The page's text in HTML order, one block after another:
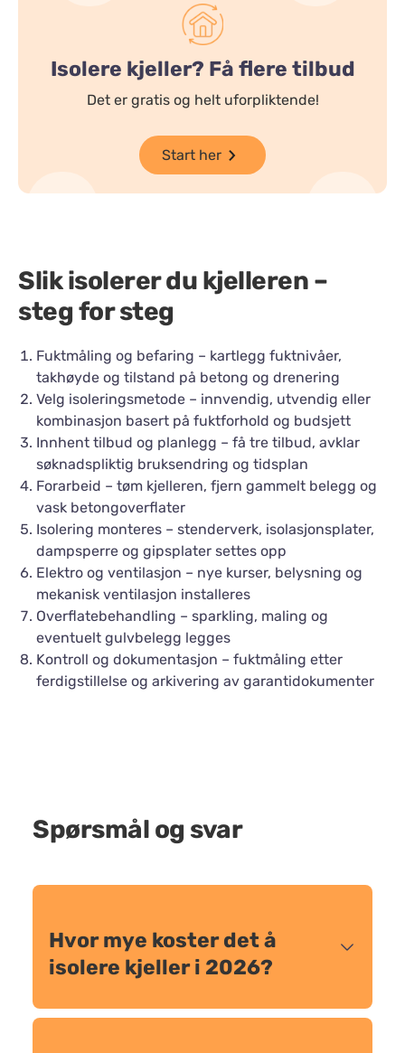
Isolere kjeller? Få flere tilbud
Det er gratis og helt uforpliktende!
Start her
Slik isolerer du kjelleren –
steg for steg
Fuktmåling og befaring – kartlegg fuktnivåer,
takhøyde og tilstand på betong og drenering
Velg isoleringsmetode – innvendig, utvendig eller
kombinasjon basert på fuktforhold og budsjett
Innhent tilbud og planlegg – få tre tilbud, avklar
søknadspliktig bruksendring og tidsplan
Forarbeid – tøm kjelleren, fjern gammelt belegg og
vask betongoverflater
Isolering monteres – stenderverk, isolasjonsplater,
dampsperre og gipsplater settes opp
Elektro og ventilasjon – nye kurser, belysning og
mekanisk ventilasjon installeres
Overflatebehandling – sparkling, maling og
eventuelt gulvbelegg legges
Kontroll og dokumentasjon – fuktmåling etter
ferdigstillelse og arkivering av garantidokumenter
Spørsmål og svar
Hvor mye koster det å
isolere kjeller i 2026?